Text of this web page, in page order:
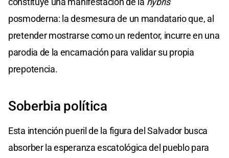
posmoderna: la desmesura de un mandatario que, al
pretender mostrarse como un redentor, incurre en una
parodia de la encarnación para validar su propia
prepotencia.
Soberbia política
Esta intención pueril de la figura del Salvador busca
absorber la esperanza escatológica del pueblo para